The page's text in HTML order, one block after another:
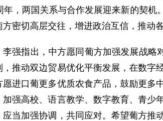
年，两国关系与合作发展迎来新的契机
方密切高层交往，增进政治互信，推动
李强指出，中方愿同葡方加强发展战略
，推动双边贸易优化平衡发展，在数字
愿进口葡更多优质农食产品，鼓励更多
加强高校、语言教学、数字教育、青少
应当加强协调，共同应对。希望葡方推